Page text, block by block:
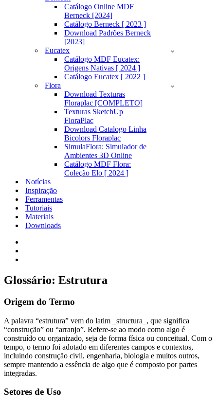
Catálogo Online MDF
Berneck [2024]
Catálogo Berneck [ 2023 ]
Download Padrões Berneck
[2023]
Eucatex
Catálogo MDF Eucatex:
Origens Nativas [ 2024 ]
Catálogo Eucatex [ 2022 ]
Flora
Download Texturas
Floraplac [COMPLETO]
Texturas SketchUp
FloraPlac
Download Catalogo Linha
Bicolors Floraplac
SimulaFlora: Simulador de
Ambientes 3D Online
Catálogo MDF Flora:
Coleção Elo [ 2024 ]
Notícias
Inspiração
Ferramentas
Tutoriais
Materiais
Downloads
Glossário: Estrutura
Origem do Termo
A palavra “estrutura” vem do latim _structura_, que significa
“construção” ou “arranjo”. Refere-se ao modo como algo é
construído ou organizado, seja de forma física ou conceitual. Com o
tempo, o termo foi adotado em diferentes campos e contextos,
incluindo construção civil, engenharia, biologia e muitos outros,
sempre mantendo a essência de algo que é composto por partes
integradas.
Setores de Uso